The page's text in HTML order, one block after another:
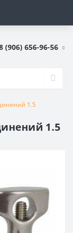
(906) 656-96-56
1.5
1.5